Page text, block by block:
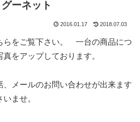
ーネット
2016.01.17 2018.07.03
らをご覧下さい。 一台の商品につ
をアップしております。
、メールのお問い合わせが出来ます
ませ。